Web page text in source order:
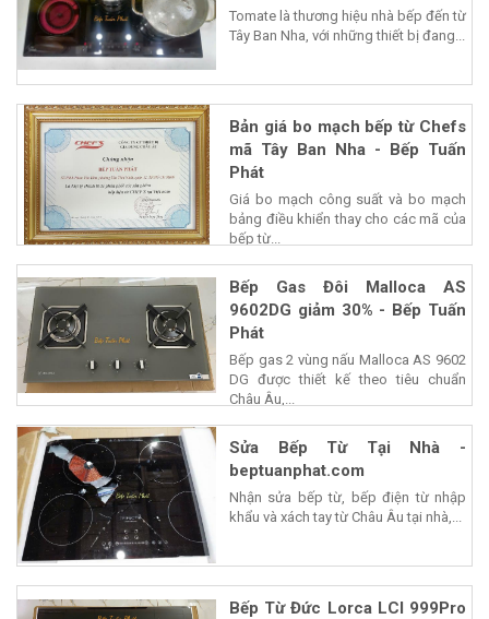
Tomate là thương hiệu nhà bếp đến từ
Tây Ban Nha, với những thiết bị đang...
Bản giá bo mạch bếp từ Chefs
mã Tây Ban Nha - Bếp Tuấn
Phát
Giá bo mạch công suất và bo mạch
bảng điều khiển thay cho các mã của
bếp từ...
Bếp Gas Đôi Malloca AS
9602DG giảm 30% - Bếp Tuấn
Phát
Bếp gas 2 vùng nấu Malloca AS 9602
DG được thiết kế theo tiêu chuẩn
Châu Âu,...
Sửa Bếp Từ Tại Nhà -
beptuanphat.com
Nhận sửa bếp từ, bếp điện từ nhập
khẩu và xách tay từ Châu Âu tại nhà,...
Bếp Từ Đức Lorca LCI 999Pro